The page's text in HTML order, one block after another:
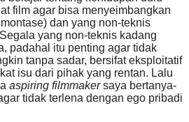
film agar bisa menyeimbangkan
dan yang non-teknis
yang non-teknis kadang
padahal itu penting agar tidak
tanpa sadar, bersifat eksploitatif
isu dari pihak yang rentan. Lalu
aspiring filmmakersaya bertanya-
tidak terlena dengan ego pribadi